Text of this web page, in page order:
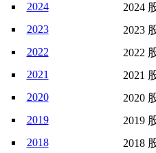
2024
2024
2023
2023
2022
2022
2021
2021
2020
2020
2019
2019
2018
2018